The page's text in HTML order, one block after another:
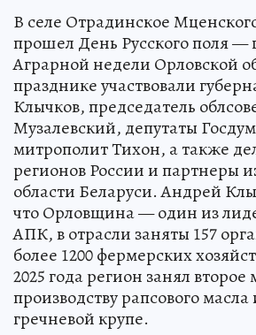
В селе Отрадинское
прошел День Русского поля —
Аграрной недели Орловской
празднике участвовали
Клычков, председатель
Музалевский, депутаты
митрополит Тихон, а также
регионов России и партнеры
области Беларуси. Андрей
что Орловщина — один из
АПК, в отрасли заняты 157
более 1200 фермерских
2025 года регион занял второе
производству рапсового
гречневой крупе.